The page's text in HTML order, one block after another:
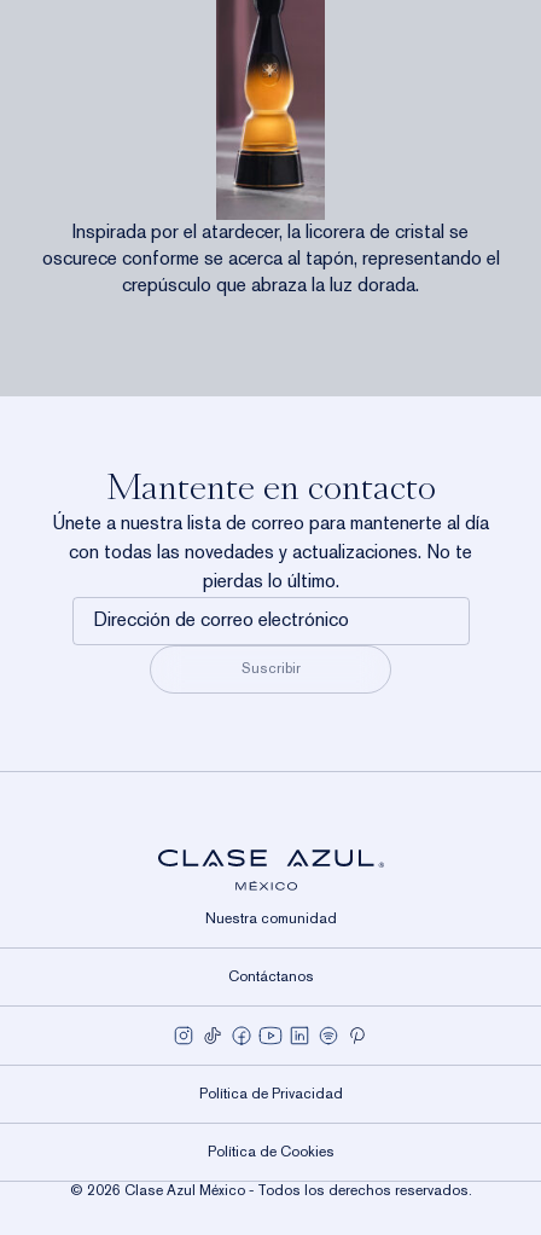
Inspirada por el atardecer, la licorera de cristal se
oscurece conforme se acerca al tapón, representando el
crepúsculo que abraza la luz dorada.
Mantente en contacto
Únete a nuestra lista de correo para mantenerte al día
con todas las novedades y actualizaciones. No te
pierdas lo último.
Dirección
de
Suscribir
Nuestra comunidad
Contáctanos
Política de Privacidad
Política de Cookies
© 2026 Clase Azul México - Todos los derechos reservados.